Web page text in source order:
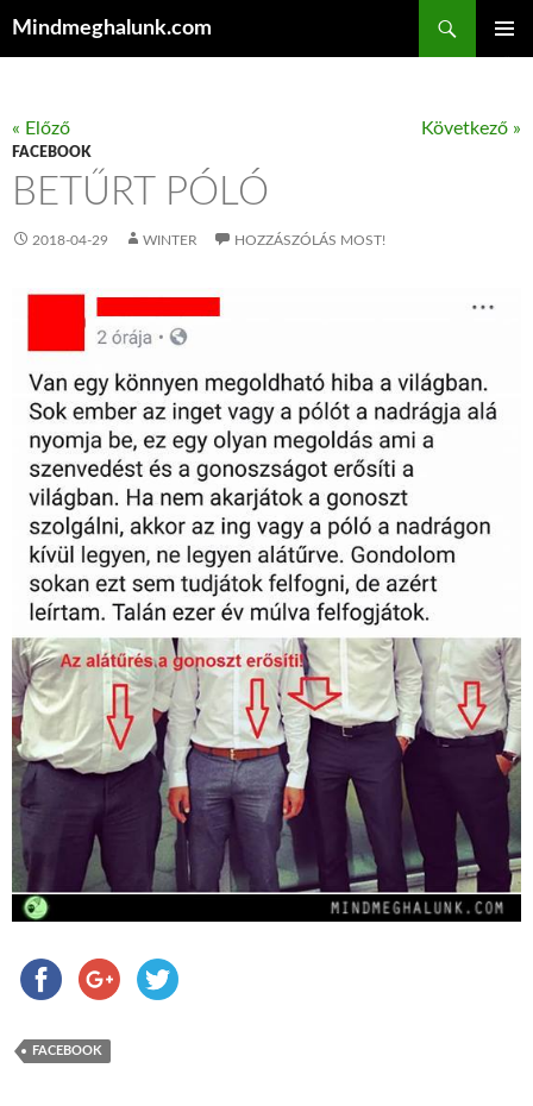
Mindmeghalunk.com
« Előző Következő »
FACEBOOK
BETŰRT PÓLÓ
2018-04-29 WINTER HOZZÁSZÓLÁS MOST!
FACEBOOK